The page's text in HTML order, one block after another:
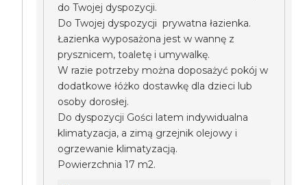
do Twojej dyspozycji.
Do Twojej dyspozycji prywatna łazienka.
Łazienka wyposażona jest w wannę z
prysznicem, toaletę i umywalkę.
W razie potrzeby można doposażyć pokój w
dodatkowe łóżko dostawkę dla dzieci lub
osoby dorosłej.
Do dyspozycji Gości latem indywidualna
klimatyzacja, a zimą grzejnik olejowy i
ogrzewanie klimatyzacją.
Powierzchnia 17 m2.